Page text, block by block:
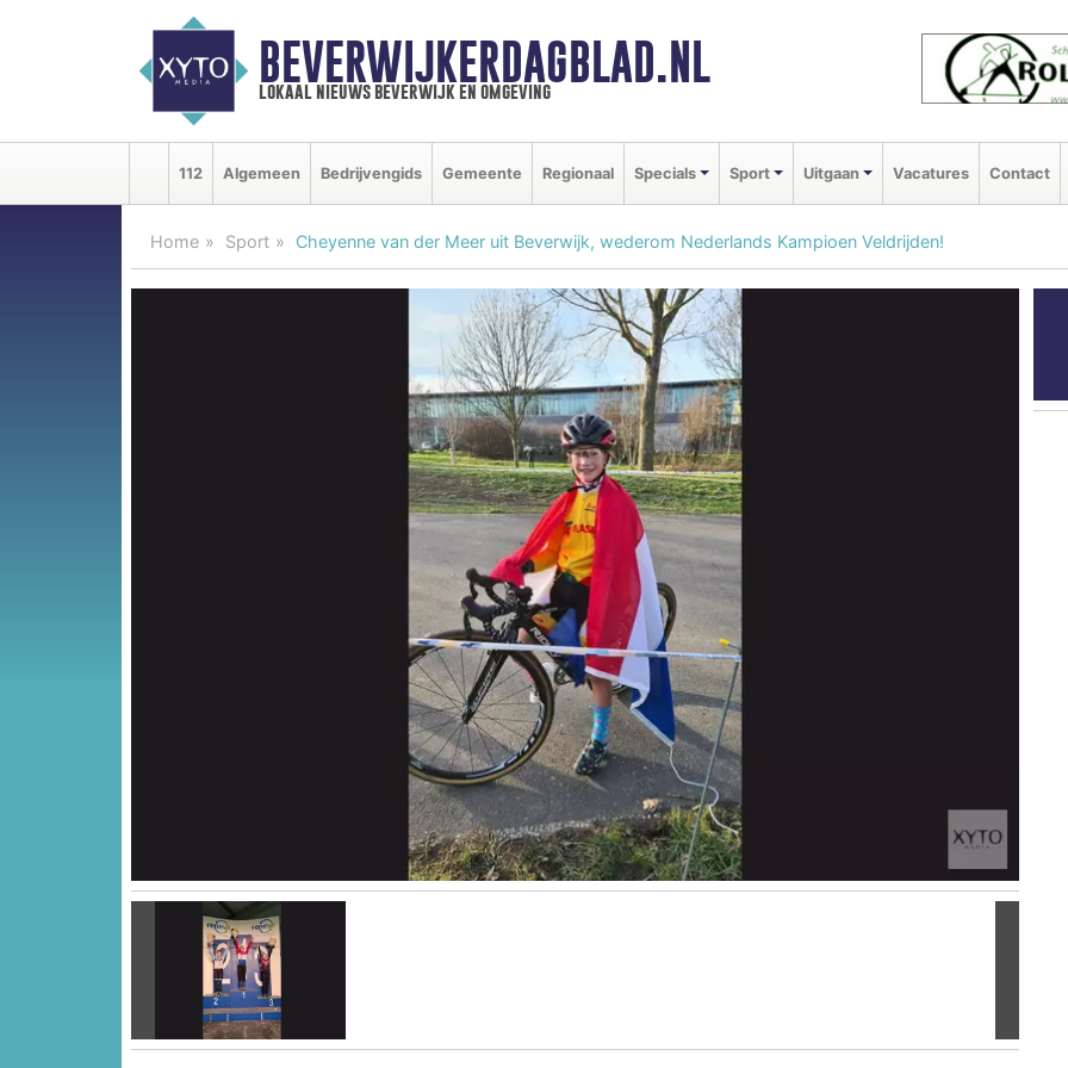
BEVERWIJKERDAGBLAD.NL
lokaal nieuws beverwijk en omgeving
112 Algemeen Bedrijvengids Gemeente Regionaal Specials Sport Uitgaan Vacatures Contact
Home Sport Cheyenne van der Meer uit Beverwijk, wederom Nederlands Kampioen Veldrijden!